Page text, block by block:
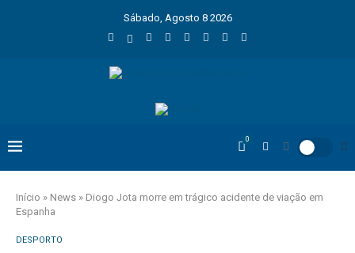
Sábado, Agosto 8 2026
0
Início » News » Diogo Jota morre em trágico acidente de viação em
Espanha
DESPORTO